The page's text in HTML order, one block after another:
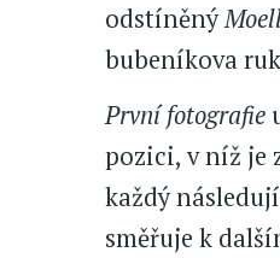
odstíněný
bubeníkova
První fotografie
pozici, v níž je
každý
směřuje k